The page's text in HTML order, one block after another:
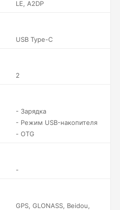
LE, A2DP
USB Type-C
2
- Зарядка
- Режим USB-накопителя
- OTG
-
GPS, GLONASS, Beidou,